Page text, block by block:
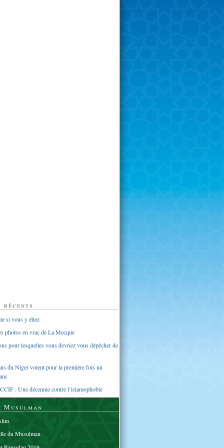
si vous y étiez
photos en vrac de La Mecque
pour lesquelles vous devriez vous dépêcher de
du Niger voient pour la première fois un
: Une décennie contre l’islamophobie
Musulman
du Musulman